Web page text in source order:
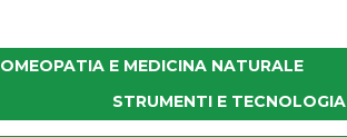
OMEOPATIA E MEDICINA NATURALE
STRUMENTI E TECNOLOGIA